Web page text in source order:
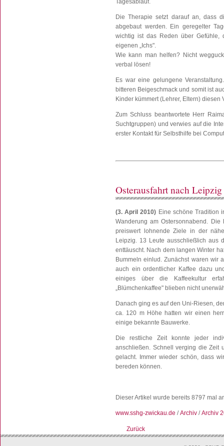
Tagesablauf.
Die Therapie setzt darauf an, dass
abgebaut werden. Ein geregelter
wichtig ist das Reden über
eigenen „Ichs".
Wie kann man helfen? Nicht
verbal lösen!
Es war eine gelungene
bitteren Beigeschmack und somit ist
Kinder kümmert (Lehrer, Eltern) diesen
Zum Schluss beantwortete Herr
Suchtgruppen) und verwies auf die
erster Kontakt für Selbsthilfe bei
Osterausfahrt nach Leipzig
(3. April 2010) Eine schöne Tradition
Wanderung am Ostersonnabend.
preiswert lohnende Ziele in der
Leipzig. 13 Leute ausschließlich aus
enttäuscht. Nach dem langen Winter
Bummeln einlud. Zunächst waren wir
auch ein ordentlicher Kaffee dazu
einiges über die Kaffeekultur
„Blümchenkaffee" blieben nicht
Danach ging es auf den Uni-Riesen,
ca. 120 m Höhe hatten wir einen
einige bekannte Bauwerke.
Die restliche Zeit konnte jeder
anschließen. Schnell verging die Zeit
gelacht. Immer wieder schön, dass
bereden können.
Dieser Artikel wurde bereits 8797 mal
www.sshg-zwickau.de /Archiv /Archiv
Zurück